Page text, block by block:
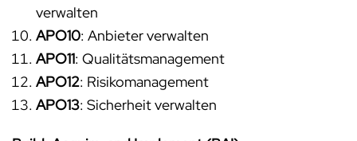
verwalten
APO10: Anbieter verwalten
APO11: Qualitätsmanagement
APO12: Risikomanagement
APO13: Sicherheit verwalten